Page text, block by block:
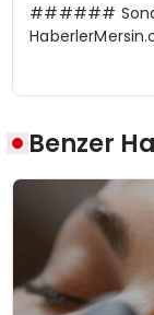
######
Benzer